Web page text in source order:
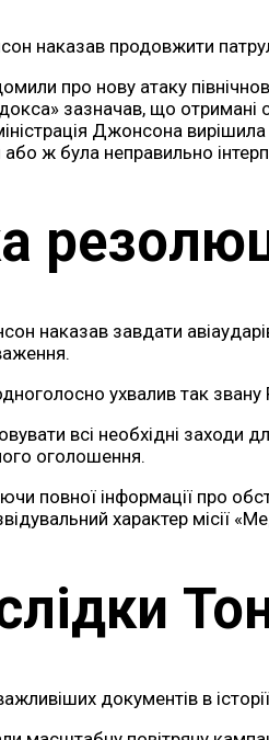
наказав продовжити
про нову атаку
зазначав, що отримані
Джонсона
або ж була неправильно
наказав завдати
ухвалив так звану
всі необхідні заходи
оголошення.
повної інформації про
характер місії
документів в